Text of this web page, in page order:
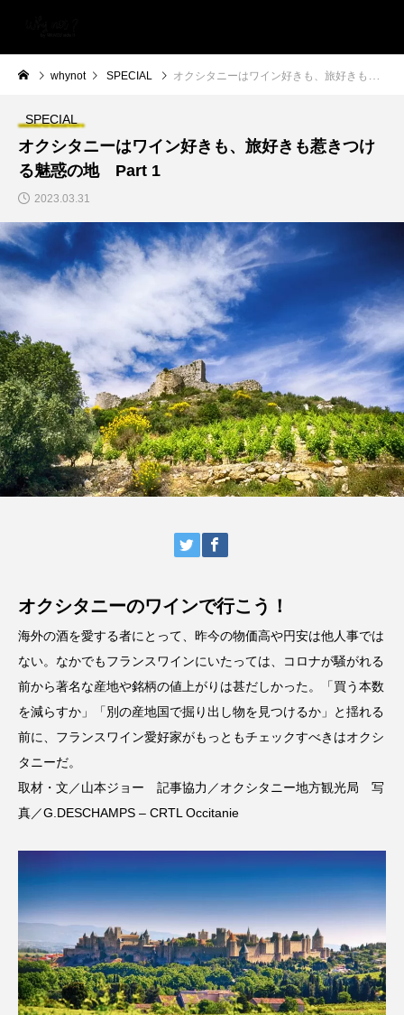
whynot SPECIAL オクシタニーはワイン好きも、旅好きも惹きつける魅惑の地 Part 1
SPECIAL
オクシタニーはワイン好きも、旅好きも惹きつけ
る魅惑の地 Part 1
2023.03.31
オクシタニーのワインで行こう ！
海外の酒を愛する者にとって、昨今の物価高や円安は他人事では
ない。なかでもフランスワインにいたっては、コロナが騒がれる
前から著名な産地や銘柄の値上がりは甚だしかった。「買う本数
を減らすか」「別の産地国で掘り出し物を見つけるか」と揺れる
前に、フランスワイン愛好家がもっともチェックすべきはオクシ
タニーだ。
取材・文／山本ジョー 記事協力／オクシタニー地方観光局 写
真／G.DESCHAMPS – CRTL Occitanie